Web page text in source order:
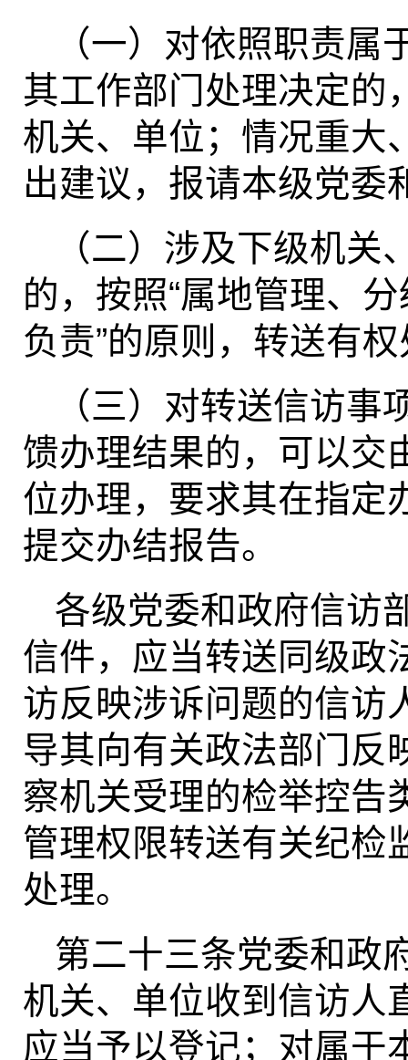
（一）对依照职责
其工作部门处理决定的
机关、单位；情况重大
出建议，报请本级党委
（二）涉及下级机
的，按照“属地管理、
负责”的原则，转送有
（三）对转送信访
馈办理结果的，可以交
位办理，要求其在指定
提交办结报告。
各级党委和政府信访
信件，应当转送同级政
访反映涉诉问题的信访
导其向有关政法部门反
察机关受理的检举控告
管理权限转送有关纪检
处理。
第二十三条党委和政
机关、单位收到信访人
应当予以登记；对属于